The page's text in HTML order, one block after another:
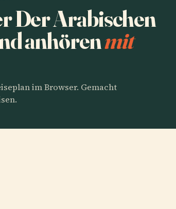
Der Arabischen
anhörenmit
im Browser. Gemacht